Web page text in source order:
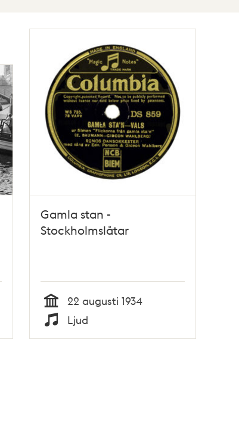
Gamla stan -
Stockholmslåtar
Tid
22 augusti 1934
Typ
Ljud